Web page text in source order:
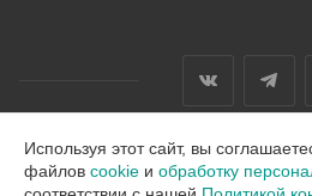
2026 © ООО
Используя этот сайт, вы
файлов cookie и обработку